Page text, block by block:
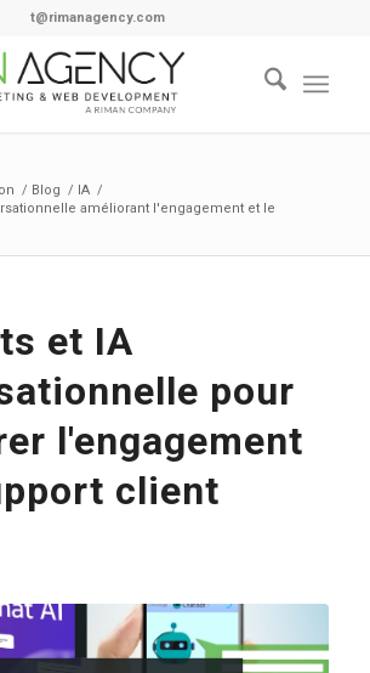
t@rimanagency.com
/ Blog / IA /
améliorant l'engagement et le
et IA
pour
l'engagement
client